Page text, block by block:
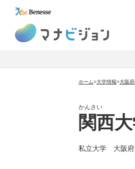
ホーム>大学情報>大阪
かんさい
関西
私立大学 大阪府